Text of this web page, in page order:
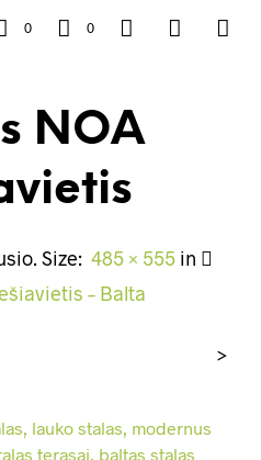
0 0
NOA
. Size: 485 × 555 in
– Balta
>